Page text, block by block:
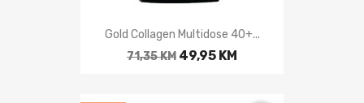
Gold Collagen Multidose 40+...
71,35 KM 49,95 KM